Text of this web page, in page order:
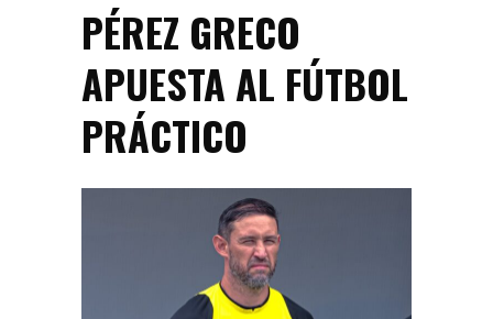
PÉREZ GRECO
APUESTA AL FÚTBOL
PRÁCTICO